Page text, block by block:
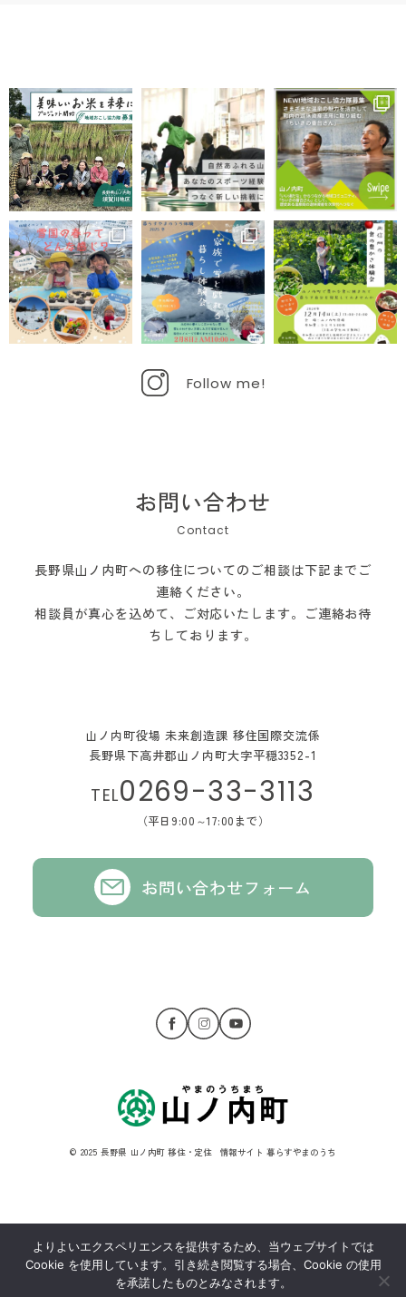
Follow me!
お問い合わせ
長野県山ノ内町への移住についてのご相談は下記までご
連絡ください。
相談員が真心を込めて、ご対応いたします。ご連絡お待
ちしております。
山ノ内町役場 未来創造課 移住国際交流係
長野県下高井郡山ノ内町大字平穏3352-1
TEL0269-33-3113
（平日9:00～17:00まで）
お問い合わせフォーム
© 2025 長野県 山ノ内町 移住・定住 情報サイト 暮らすやまのうち
よりよいエクスペリエンスを提供するため、当ウェブサイトでは
Cookie を使用しています。引き続き閲覧する場合、Cookie の使用
を承諾したものとみなされます。